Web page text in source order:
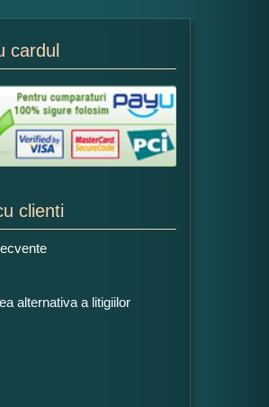
cardul
clienti
alternativa a litigiilor